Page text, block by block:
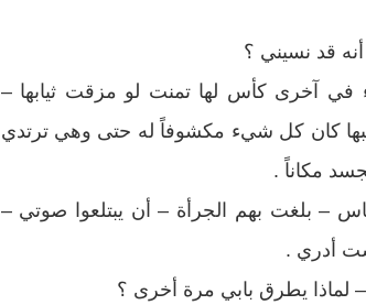
قد نسيني ؟
في آخرى كأس لها تمنت لو مزقت ثيابها –
كان كل شيء مكشوفاً له حتى وهي ترتدي
مكاناً .
– بلغت بهم الجرأة – أن يبتلعوا صوتي –
أدري .
لماذا يطرق بابي مرة أخرى ؟